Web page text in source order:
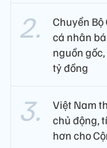
Chuyển
cá nhân
nguồn
tỷ đồng
Việt Nam
chủ động,
hơn cho